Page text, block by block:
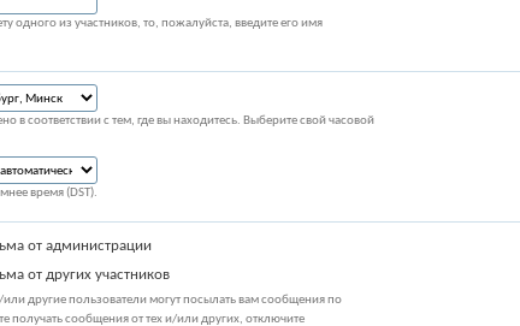
одного из участников, то, пожалуйста, введите его имя
в соответствии с тем, где вы находитесь. Выберите свой часовой
время (DST).
от администрации
от других участников
другие пользователи могут посылать вам сообщения по
получать сообщения от тех и/или других, отключите